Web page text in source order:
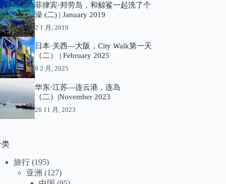
菲律宾·邦劳岛，和鲸鲨一起洗了个
澡 (二) | January 2019
2 1 月, 2019
日本·关西—大阪，City Walk第一天
（二） | February 2025
8 2 月, 2025
华东·江苏—连云港，连岛
（二）|November 2023
26 11 月, 2023
类
旅行 (195)
亚洲 (127)